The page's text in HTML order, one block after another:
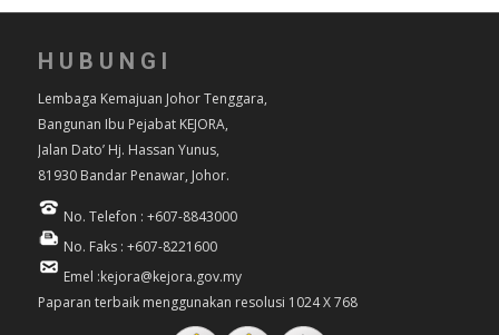
HUBUNGI
Lembaga Kemajuan Johor Tenggara,
Bangunan Ibu Pejabat KEJORA,
Jalan Dato’ Hj. Hassan Yunus,
81930 Bandar Penawar, Johor.
No. Telefon : +607-8843000
No. Faks : +607-8221600
Emel :kejora@kejora.gov.my
Paparan terbaik menggunakan resolusi 1024 X 768